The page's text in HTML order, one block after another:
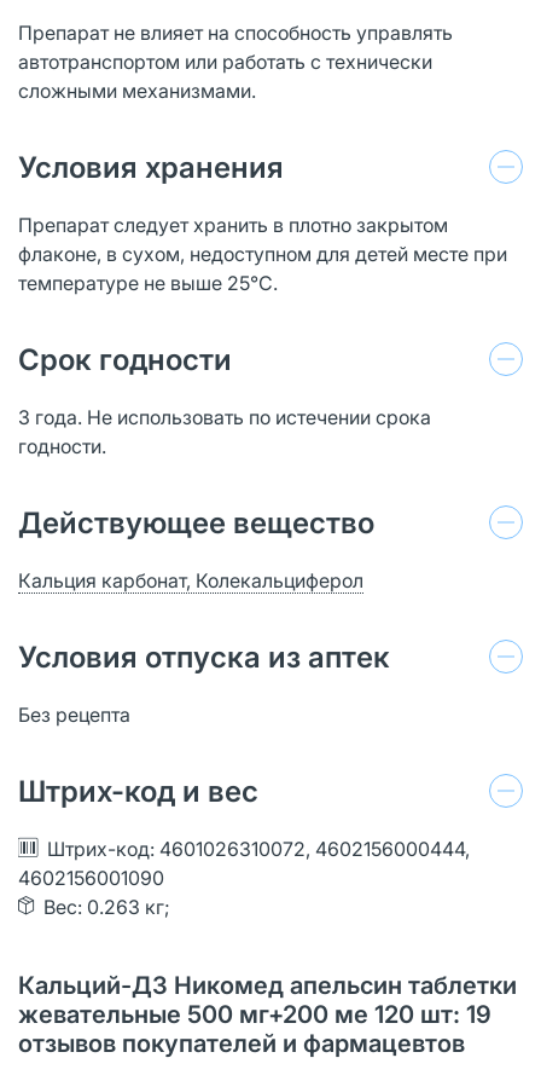
Препарат не влияет на способность управлять
автотранспортом или работать с технически
сложными механизмами.
Условия хранения
Препарат следует хранить в плотно закрытом
флаконе, в сухом, недоступном для детей месте при
температуре не выше 25°C.
Срок годности
3 года. Не использовать по истечении срока
годности.
Действующее вещество
Кальция карбонат, Колекальциферол
Условия отпуска из аптек
Без рецепта
Штрих-код и вес
Штрих-код: 4601026310072, 4602156000444,
4602156001090
Вес: 0.263 кг;
Кальций-Д3 Никомед апельсин таблетки
жевательные 500 мг+200 ме 120 шт: 19
отзывов покупателей и фармацевтов